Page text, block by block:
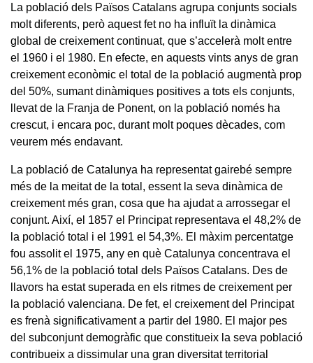
La població dels Països Catalans agrupa conjunts socials
molt diferents, però aquest fet no ha influït la dinàmica
global de creixement continuat, que s’accelerà molt entre
el 1960 i el 1980. En efecte, en aquests vints anys de gran
creixement econòmic el total de la població augmentà prop
del 50%, sumant dinàmiques positives a tots els conjunts,
llevat de la Franja de Ponent, on la població només ha
crescut, i encara poc, durant molt poques dècades, com
veurem més endavant.
La població de Catalunya ha representat gairebé sempre
més de la meitat de la total, essent la seva dinàmica de
creixement més gran, cosa que ha ajudat a arrossegar el
conjunt. Així, el 1857 el Principat representava el 48,2% de
la població total i el 1991 el 54,3%. El màxim percentatge
fou assolit el 1975, any en què Catalunya concentrava el
56,1% de la població total dels Països Catalans. Des de
llavors ha estat superada en els ritmes de creixement per
la població valenciana. De fet, el creixement del Principat
es frenà significativament a partir del 1980. El major pes
del subconjunt demogràfic que constitueix la seva població
contribueix a dissimular una gran diversitat territorial